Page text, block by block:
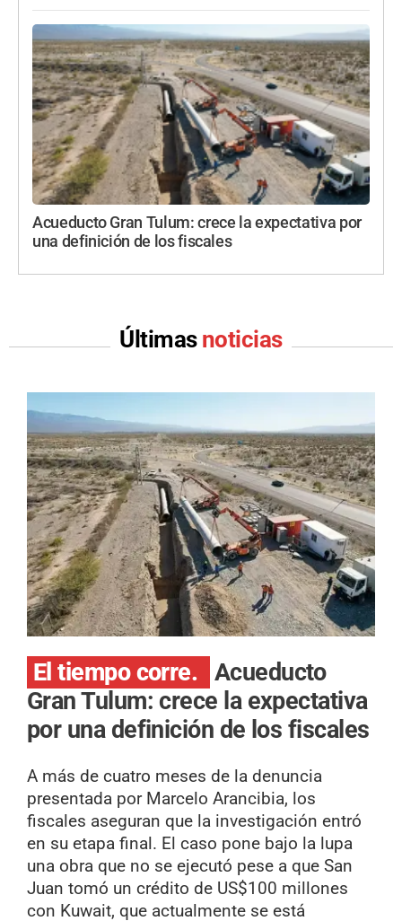
Acueducto Gran Tulum: crece la expectativa por
una definición de los fiscales
Últimas noticias
El tiempo corre. Acueducto
Gran Tulum: crece la expectativa
por una definición de los fiscales
A más de cuatro meses de la denuncia
presentada por Marcelo Arancibia, los
fiscales aseguran que la investigación entró
en su etapa final. El caso pone bajo la lupa
una obra que no se ejecutó pese a que San
Juan tomó un crédito de US$100 millones
con Kuwait, que actualmente se está